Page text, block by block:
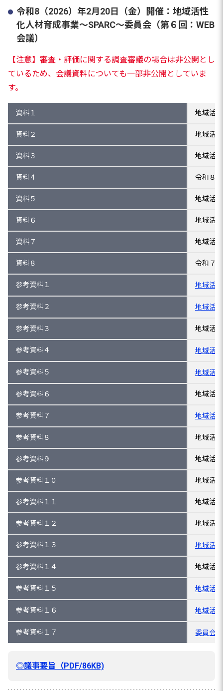
令和8（2026）年2月20日（金）開催：地域活性
化人材育成事業～SPARC～委員会（第６回：WEB
会議）
【注意】審査・評価に関する調査審議の場合は非公開とし
ているため、会議資料についても一部非公開としていま
す。
資料１ 地域活
資料２ 地域活
資料３ 地域活
資料４ 令和８
資料５ 地域活
資料６ 地域活
資料７ 地域活
資料８ 令和７
参考資料１ 地域活
参考資料２ 地域活
参考資料３ 地域活
参考資料４ 地域活
参考資料５ 地域活
参考資料６ 地域活
参考資料７ 地域活
参考資料８ 地域活
参考資料９ 地域活
参考資料１０ 地域活
参考資料１１ 地域活
参考資料１２ 地域活
参考資料１３ 地域活
参考資料１４ 地域活
参考資料１５ 地域活
参考資料１６ 地域活
参考資料１７ 委員会
◎議事要旨（PDF/86KB)